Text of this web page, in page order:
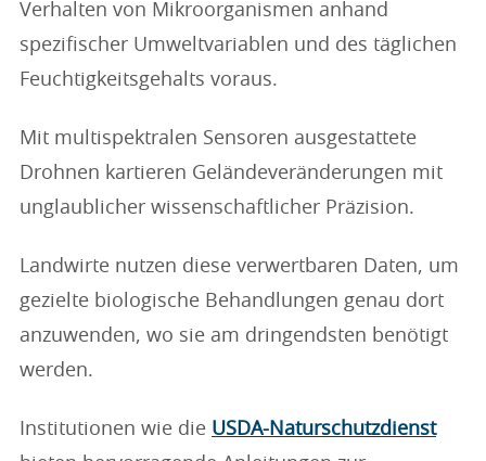
Verhalten von Mikroorganismen anhand
spezifischer Umweltvariablen und des täglichen
Feuchtigkeitsgehalts voraus.
Mit multispektralen Sensoren ausgestattete
Drohnen kartieren Geländeveränderungen mit
unglaublicher wissenschaftlicher Präzision.
Landwirte nutzen diese verwertbaren Daten, um
gezielte biologische Behandlungen genau dort
anzuwenden, wo sie am dringendsten benötigt
werden.
Institutionen wie die USDA-Naturschutzdienst